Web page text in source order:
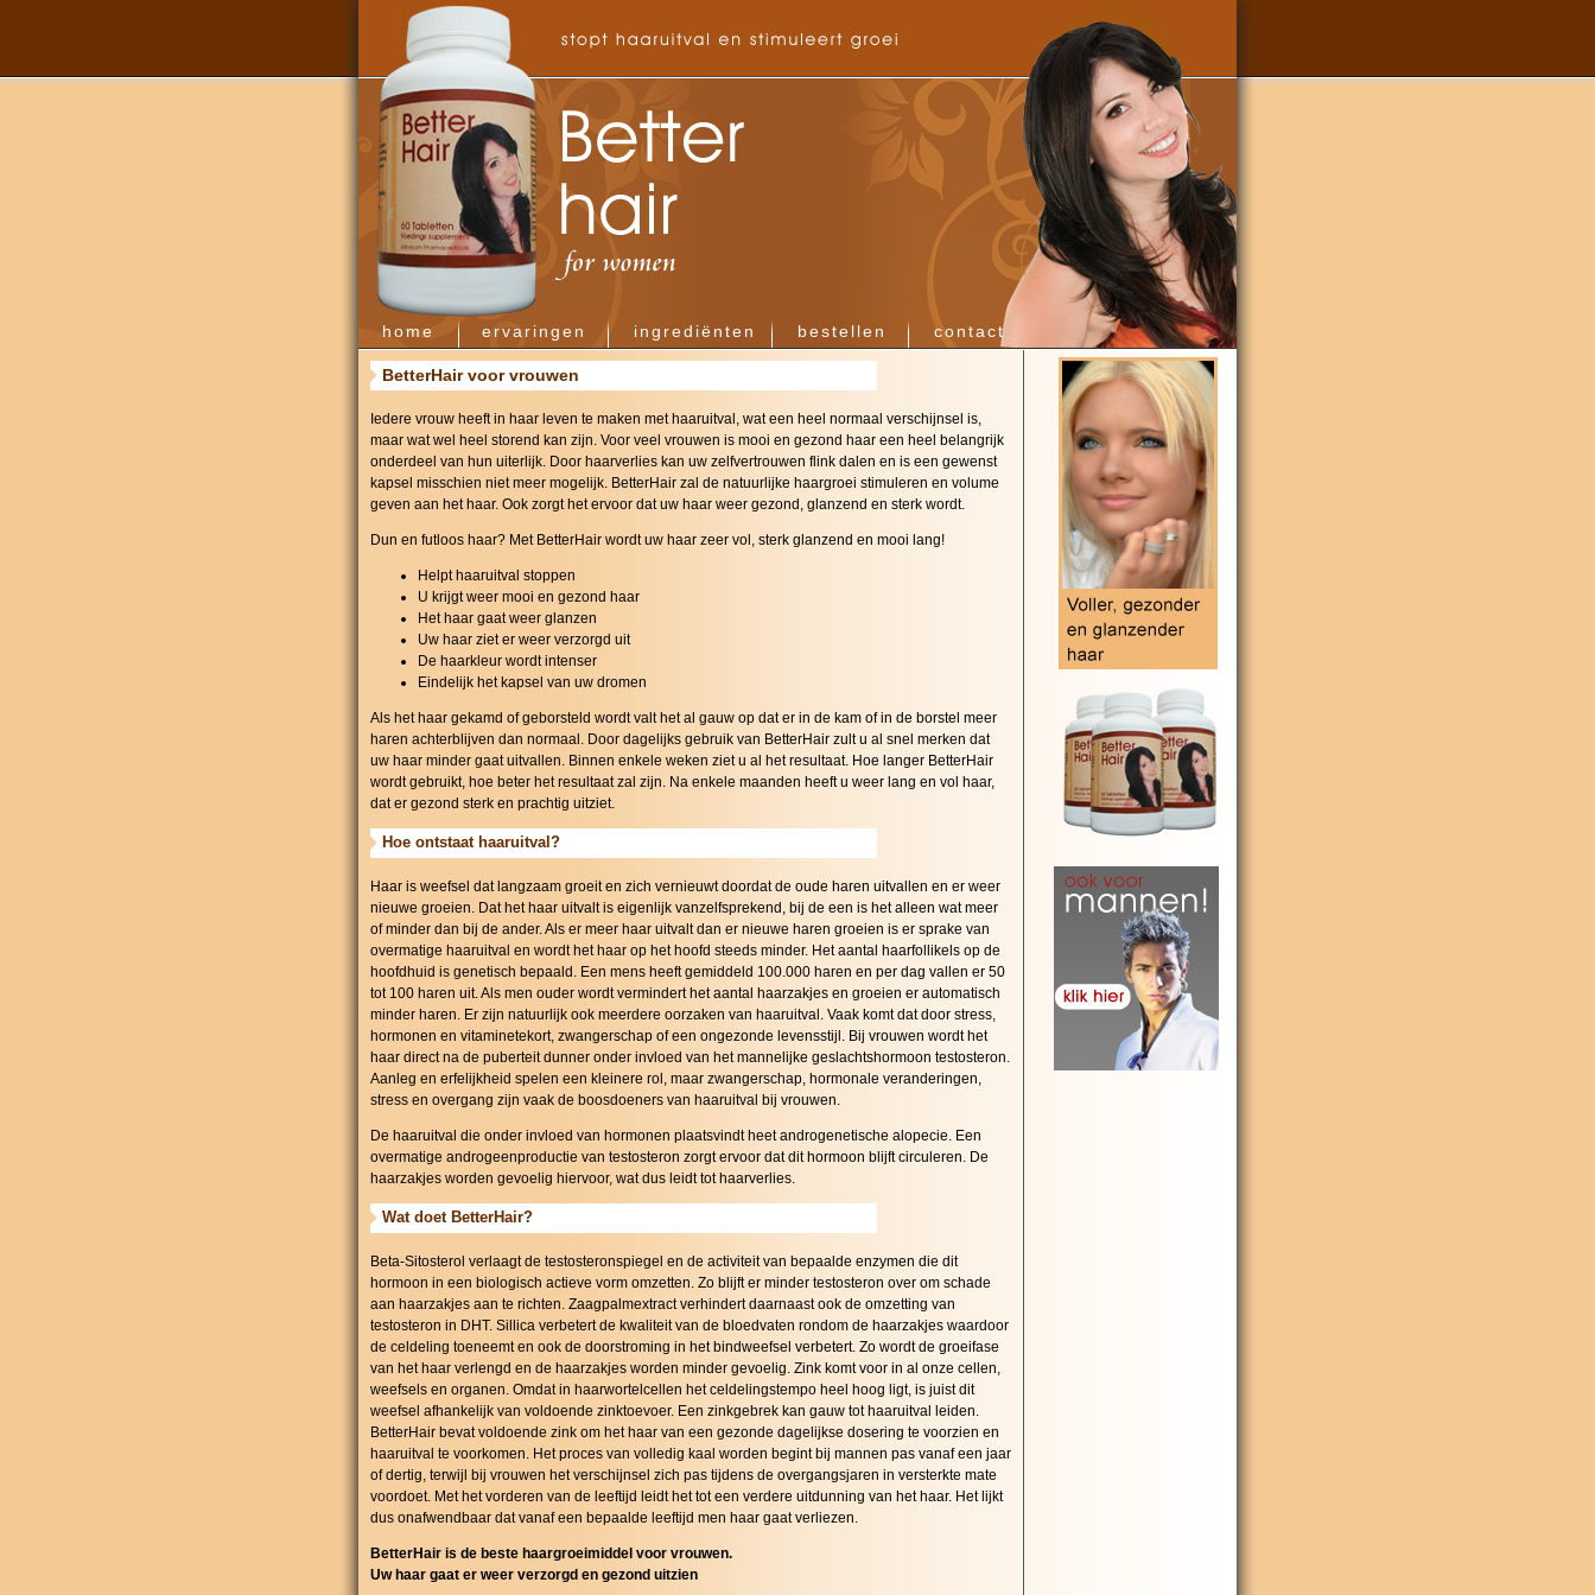
home ervaringen ingrediënten bestellen contact
BetterHair voor vrouwen
Iedere vrouw heeft in haar leven te maken met haaruitval, wat een heel normaal verschijnsel is,
maar wat wel heel storend kan zijn. Voor veel vrouwen is mooi en gezond haar een heel belangrijk
onderdeel van hun uiterlijk. Door haarverlies kan uw zelfvertrouwen flink dalen en is een gewenst
kapsel misschien niet meer mogelijk. BetterHair zal de natuurlijke haargroei stimuleren en volume
geven aan het haar. Ook zorgt het ervoor dat uw haar weer gezond, glanzend en sterk wordt.
Dun en futloos haar? Met BetterHair wordt uw haar zeer vol, sterk glanzend en mooi lang!
Helpt haaruitval stoppen
U krijgt weer mooi en gezond haar
Het haar gaat weer glanzen
Uw haar ziet er weer verzorgd uit
De haarkleur wordt intenser
Eindelijk het kapsel van uw dromen
Als het haar gekamd of geborsteld wordt valt het al gauw op dat er in de kam of in de borstel meer
haren achterblijven dan normaal. Door dagelijks gebruik van BetterHair zult u al snel merken dat
uw haar minder gaat uitvallen. Binnen enkele weken ziet u al het resultaat. Hoe langer BetterHair
wordt gebruikt, hoe beter het resultaat zal zijn. Na enkele maanden heeft u weer lang en vol haar,
dat er gezond sterk en prachtig uitziet.
Hoe ontstaat haaruitval?
Haar is weefsel dat langzaam groeit en zich vernieuwt doordat de oude haren uitvallen en er weer
nieuwe groeien. Dat het haar uitvalt is eigenlijk vanzelfsprekend, bij de een is het alleen wat meer
of minder dan bij de ander. Als er meer haar uitvalt dan er nieuwe haren groeien is er sprake van
overmatige haaruitval en wordt het haar op het hoofd steeds minder. Het aantal haarfollikels op de
hoofdhuid is genetisch bepaald. Een mens heeft gemiddeld 100.000 haren en per dag vallen er 50
tot 100 haren uit. Als men ouder wordt vermindert het aantal haarzakjes en groeien er automatisch
minder haren. Er zijn natuurlijk ook meerdere oorzaken van haaruitval. Vaak komt dat door stress,
hormonen en vitaminetekort, zwangerschap of een ongezonde levensstijl. Bij vrouwen wordt het
haar direct na de puberteit dunner onder invloed van het mannelijke geslachtshormoon testosteron.
Aanleg en erfelijkheid spelen een kleinere rol, maar zwangerschap, hormonale veranderingen,
stress en overgang zijn vaak de boosdoeners van haaruitval bij vrouwen.
De haaruitval die onder invloed van hormonen plaatsvindt heet androgenetische alopecie. Een
overmatige androgeenproductie van testosteron zorgt ervoor dat dit hormoon blijft circuleren. De
haarzakjes worden gevoelig hiervoor, wat dus leidt tot haarverlies.
Wat doet BetterHair?
Beta-Sitosterol verlaagt de testosteronspiegel en de activiteit van bepaalde enzymen die dit
hormoon in een biologisch actieve vorm omzetten. Zo blijft er minder testosteron over om schade
aan haarzakjes aan te richten. Zaagpalmextract verhindert daarnaast ook de omzetting van
testosteron in DHT. Sillica verbetert de kwaliteit van de bloedvaten rondom de haarzakjes waardoor
de celdeling toeneemt en ook de doorstroming in het bindweefsel verbetert. Zo wordt de groeifase
van het haar verlengd en de haarzakjes worden minder gevoelig. Zink komt voor in al onze cellen,
weefsels en organen. Omdat in haarwortelcellen het celdelingstempo heel hoog ligt, is juist dit
weefsel afhankelijk van voldoende zinktoevoer. Een zinkgebrek kan gauw tot haaruitval leiden.
BetterHair bevat voldoende zink om het haar van een gezonde dagelijkse dosering te voorzien en
haaruitval te voorkomen. Het proces van volledig kaal worden begint bij mannen pas vanaf een jaar
of dertig, terwijl bij vrouwen het verschijnsel zich pas tijdens de overgangsjaren in versterkte mate
voordoet. Met het vorderen van de leeftijd leidt het tot een verdere uitdunning van het haar. Het lijkt
dus onafwendbaar dat vanaf een bepaalde leeftijd men haar gaat verliezen.
BetterHair is de beste haargroeimiddel voor vrouwen.
Uw haar gaat er weer verzorgd en gezond uitzien